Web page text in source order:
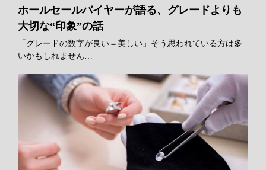
ホールセールバイヤーが語る、グレードよりも
大切な“印象”の話
「グレードの数字が良い＝美しい」そう思われている方は多
いかもしれません…